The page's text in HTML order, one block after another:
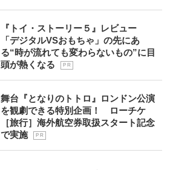
『トイ・ストーリー５』レビュー
「デジタルVSおもちゃ」の先にあ
る“時が流れても変わらないもの”に目
頭が熱くなる
P R
舞台『となりのトトロ』ロンドン公演
を観劇できる特別企画！ ローチケ
［旅行］海外航空券取扱スタート記念
で実施
P R